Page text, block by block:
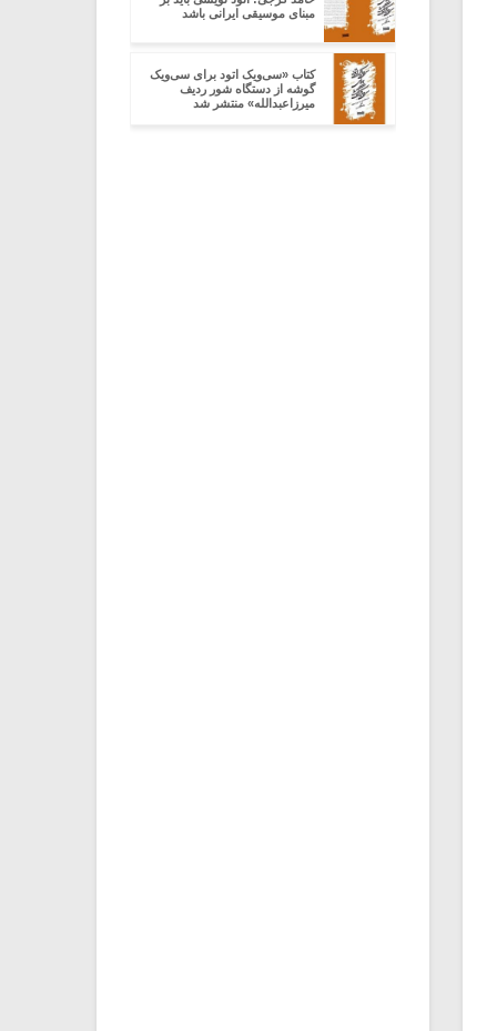
مبنای موسیقی ایرانی باشد
کتاب «سی‌ویک اتود برای سی‌ویک
گوشه از دستگاه شور ردیف
میرزاعبدالله» منتشر شد